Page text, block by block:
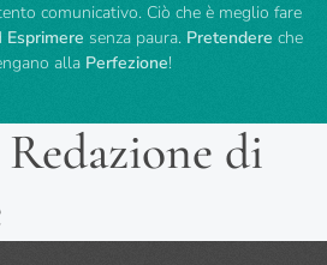
comunicativo. Ciò che è meglio fare
Esprimere senza paura. Pretendere che
alla Perfezione!
di